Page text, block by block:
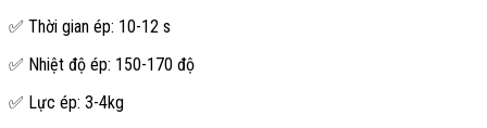
✅ Thời gian ép: 10-12 s
✅ Nhiệt độ ép: 150-170 độ
✅ Lực ép: 3-4kg